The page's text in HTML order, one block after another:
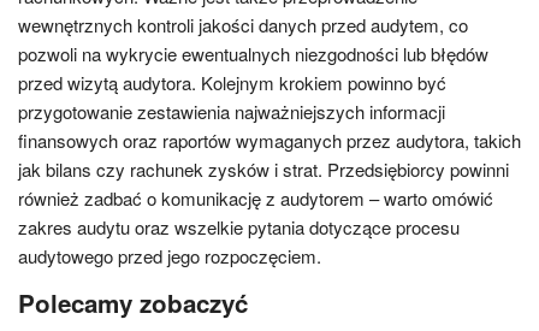
wewnętrznych kontroli jakości danych przed audytem, co
pozwoli na wykrycie ewentualnych niezgodności lub błędów
przed wizytą audytora. Kolejnym krokiem powinno być
przygotowanie zestawienia najważniejszych informacji
finansowych oraz raportów wymaganych przez audytora, takich
jak bilans czy rachunek zysków i strat. Przedsiębiorcy powinni
również zadbać o komunikację z audytorem – warto omówić
zakres audytu oraz wszelkie pytania dotyczące procesu
audytowego przed jego rozpoczęciem.
Polecamy zobaczyć